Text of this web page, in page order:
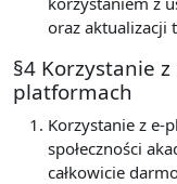
oraz aktualizacji
§4 Korzystanie
platformach
Korzystanie z e-
społeczności
całkowicie